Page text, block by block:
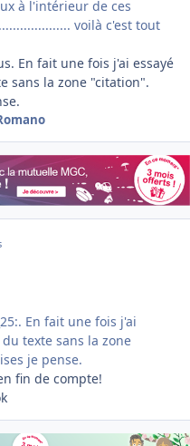
à l'intérieur de ces
voilà c'est tout
. En fait une fois j'ai essayé
sans la zone "citation".
. En fait une fois j'ai
texte sans la zone
je pense.
fin de compte!